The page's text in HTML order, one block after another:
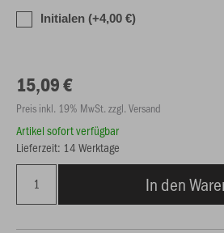
Initialen (+4,00 €)
15,09 €
Preis inkl. 19% MwSt. zzgl. Versand
Artikel sofort verfügbar
Lieferzeit: 14 Werktage
In den